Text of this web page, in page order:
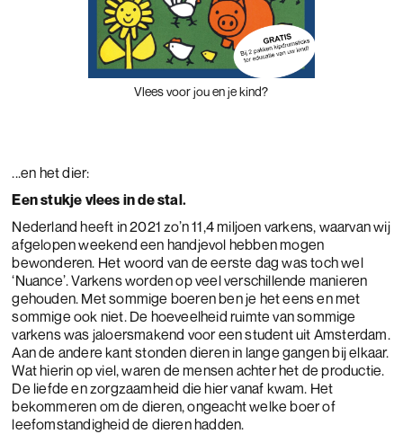
Vlees voor jou en je kind?
...en het dier:
Een stukje vlees in de stal.
Nederland heeft in 2021 zo’n 11,4 miljoen varkens, waarvan wij
afgelopen weekend een handjevol hebben mogen
bewonderen. Het woord van de eerste dag was toch wel
‘Nuance’. Varkens worden op veel verschillende manieren
gehouden. Met sommige boeren ben je het eens en met
sommige ook niet. De hoeveelheid ruimte van sommige
varkens was jaloersmakend voor een student uit Amsterdam.
Aan de andere kant stonden dieren in lange gangen bij elkaar.
Wat hierin op viel, waren de mensen achter het de productie.
De liefde en zorgzaamheid die hier vanaf kwam. Het
bekommeren om de dieren, ongeacht welke boer of
leefomstandigheid de dieren hadden.